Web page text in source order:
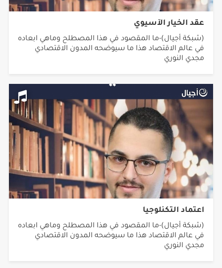
عقد الخيار الآسيوي
(شبكة أجيال)-ما المقصود في هذا المصطلح وماهي ابعاده
في عالم الاقتصاد هذا ما سيوضحه المدون الاقتصادي
مجدي النوري
اعتماد التكنلوجيا
(شبكة أجيال)-ما المقصود في هذا المصطلح وماهي ابعاده
في عالم الاقتصاد هذا ما سيوضحه المدون الاقتصادي
مجدي النوري